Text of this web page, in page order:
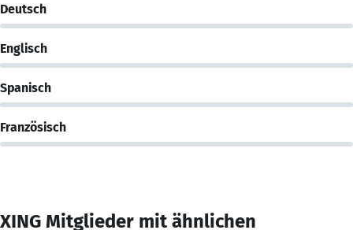
Deutsch
Englisch
Spanisch
Französisch
XING Mitglieder mit ähnlichen